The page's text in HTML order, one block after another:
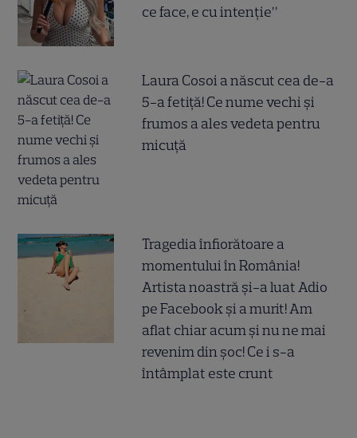
ce face, e cu intenție”
Laura Cosoi a născut cea de-a
5-a fetiță! Ce nume vechi și
frumos a ales vedeta pentru
micuță
Tragedia înfiorătoare a
momentului în România!
Artista noastră și-a luat Adio
pe Facebook și a murit! Am
aflat chiar acum și nu ne mai
revenim din șoc! Ce i s-a
întâmplat este crunt